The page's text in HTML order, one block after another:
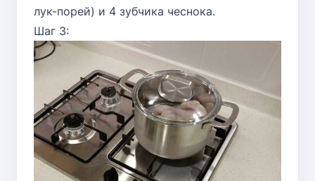
лук-порей) и 4 зубчика чеснока.
Шаг 3: